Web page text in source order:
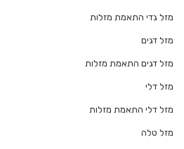
מזל גדי התאמת מזלות
מזל דגים
מזל דגים התאמת מזלות
מזל דלי
מזל דלי התאמת מזלות
מזל טלה